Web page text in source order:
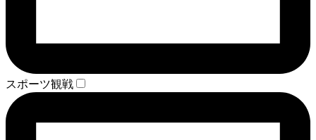
スポーツ観戦